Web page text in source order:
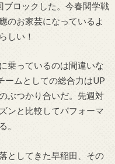
ロックした。今春関学戦
のお家芸になっているよ
しい！
乗っているのは間違いな
ームとしての総合力はUP
ぶつかり合いだ。先週対
ンと比較してパフォーマ
。
としてきた早稲田、その